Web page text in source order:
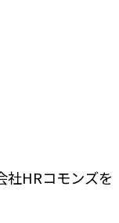
社HRコモンズを